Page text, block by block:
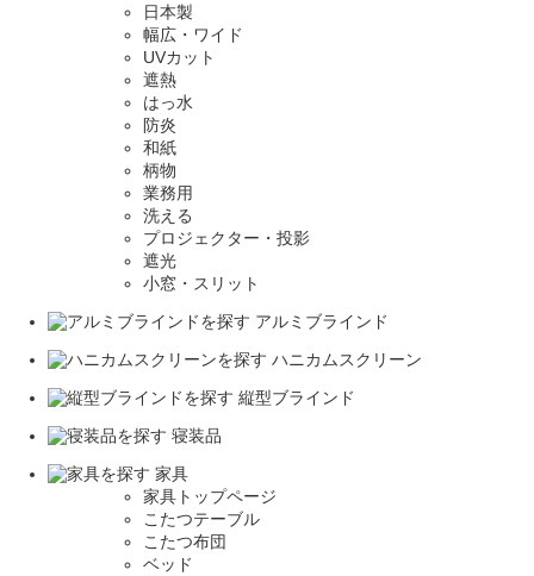
日本製
幅広・ワイド
UVカット
遮熱
はっ水
防炎
和紙
柄物
業務用
洗える
プロジェクター・投影
遮光
小窓・スリット
アルミブラインド
ハニカムスクリーン
縦型ブラインド
寝装品
家具
家具トップページ
こたつテーブル
こたつ布団
ベッド